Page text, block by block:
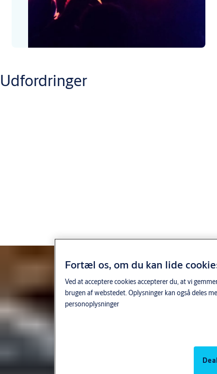
Udfordringer
låsesystem ved en mistet nøgle.
Der bør desuden være en høj sikkerhed i forhold til nød- og
Fortæl os, om du kan lide
Ved at acceptere cookies accepterer du, at vi
brugen af webstedet. Oplysninger kan også deles
personoplysninger